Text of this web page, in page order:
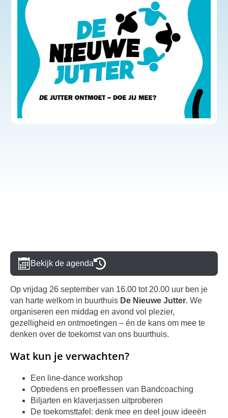
Bekijk de agenda
Op vrijdag 26 september van 16.00 tot 20.00 uur ben je
van harte welkom in buurthuis De Nieuwe Jutter. We
organiseren een middag en avond vol plezier,
gezelligheid en ontmoetingen – én de kans om mee te
denken over de toekomst van ons buurthuis.
Wat kun je verwachten?
Een line-dance workshop
Optredens en proeflessen van Bandcoaching
Biljarten en klaverjassen uitproberen
De toekomsttafel: denk mee en deel jouw ideeën